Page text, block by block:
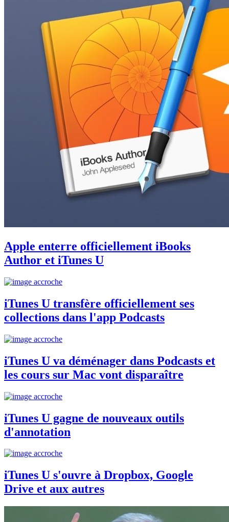
Apple enterre officiellement iBooks
Author et iTunes U
iTunes U transfère officiellement ses
collections dans l'app Podcasts
iTunes U va déménager dans Podcasts et
les cours sur Mac vont disparaître
iTunes U gagne de nouveaux outils
d'annotation
iTunes U s'ouvre à Dropbox, Google
Drive et aux autres